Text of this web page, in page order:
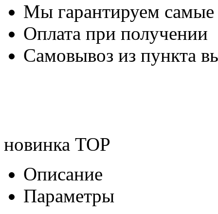
Мы гарантируем
Оплата при получении
Самовывоз из пункта
новинка TOP
Описание
Параметры